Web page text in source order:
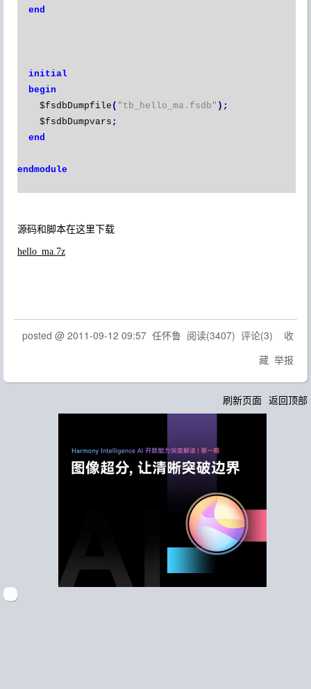
end
initial
begin
$fsdbDumpfile ( "tb_hello_ma.fsdb" );
$fsdbDumpvars ;
end
endmodule
源码和脚本在这里下载
hello_ma.7z
posted @ 2011-09-12 09:57 任怀鲁 阅读(3407) 评论(3) 收
藏 举报
刷新页面 返回顶部